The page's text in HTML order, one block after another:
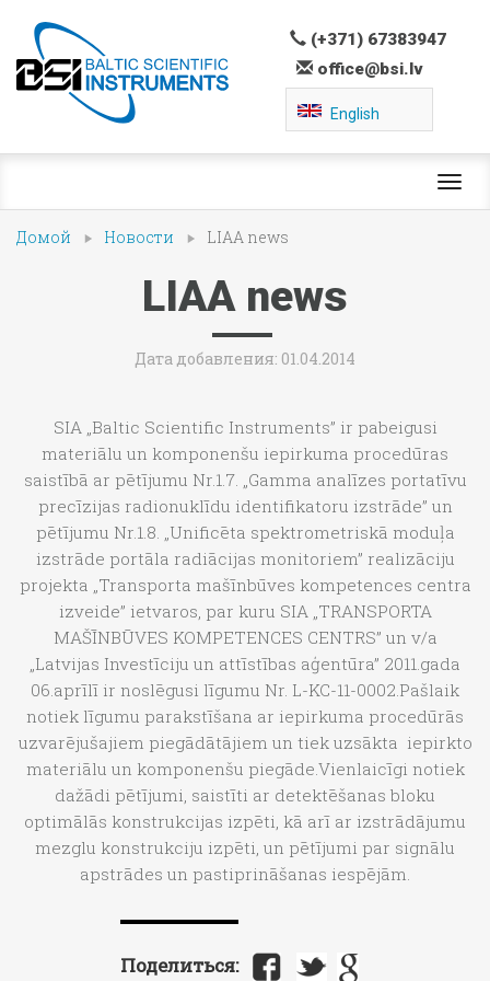
(+371) 67383947
office@bsi.lv
English
Домой Новости LIAA news
LIAA news
Дата добавления: 01.04.2014
SIA „Baltic Scientific Instruments” ir pabeigusi
materiālu un komponenšu iepirkuma procedūras
saistībā ar pētījumu Nr.1.7. „Gamma analīzes portatīvu
precīzijas radionuklīdu identifikatoru izstrāde” un
pētījumu Nr.1.8. „Unificēta spektrometriskā moduļa
izstrāde portāla radiācijas monitoriem” realizāciju
projekta „Transporta mašīnbūves kompetences centra
izveide” ietvaros, par kuru SIA „TRANSPORTA
MAŠĪNBŪVES KOMPETENCES CENTRS” un v/a
„Latvijas Investīciju un attīstības aģentūra” 2011.gada
06.aprīlī ir noslēgusi līgumu Nr. L-KC-11-0002.Pašlaik
notiek līgumu parakstīšana ar iepirkuma procedūrās
uzvarējušajiem piegādātājiem un tiek uzsākta iepirkto
materiālu un komponenšu piegāde.Vienlaicīgi notiek
dažādi pētījumi, saistīti ar detektēšanas bloku
optimālās konstrukcijas izpēti, kā arī ar izstrādājumu
mezglu konstrukciju izpēti, un pētījumi par signālu
apstrādes un pastiprināšanas iespējām.
Поделиться: